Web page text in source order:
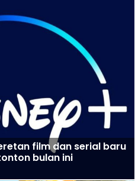
film dan serial baru
bulan ini